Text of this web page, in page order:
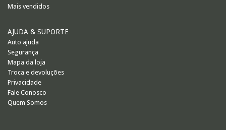
Mais vendidos
AJUDA & SUPORTE
Auto ajuda
Segurança
Mapa da loja
Troca e devoluções
Privacidade
Fale Conosco
Quem Somos